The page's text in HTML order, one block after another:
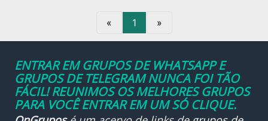
« 1 »
ENTRAR EM GRUPOS DE WHATSAPP E
GRUPOS DE TELEGRAM NUNCA FOI TÃO
FÁCIL! REUNIMOS OS MELHORES GRUPOS
PARA VOCÊ ENTRAR EM UM SÓ CLIQUE.